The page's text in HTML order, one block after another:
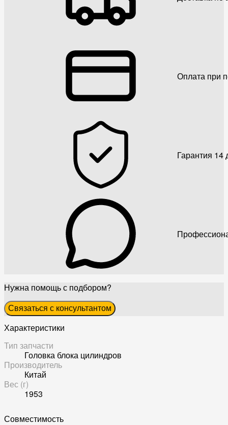
Оплата при
Гарантия 14
Нужна помощь с подбором?
Связаться с консультантом
Характеристики
Тип запчасти
Головка блока цилиндров
Производитель
Китай
Вес (г)
1953
Совместимость